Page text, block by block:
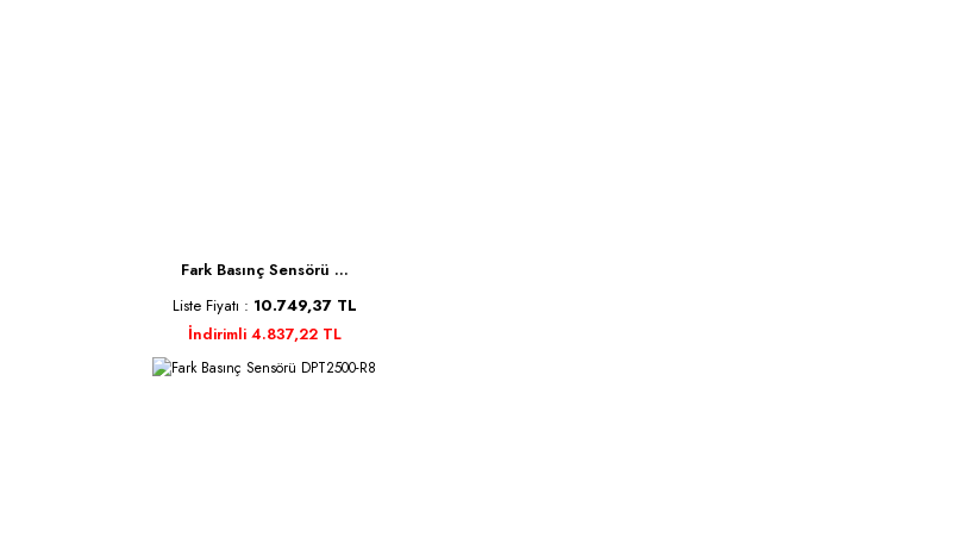
Fark Basınç Sensörü ...
Liste Fiyatı : 10.749,37 TL
İndirimli 4.837,22 TL